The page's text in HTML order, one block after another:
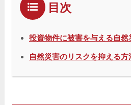
目次
投資物件に被害を与える自然
自然災害のリスクを抑える方